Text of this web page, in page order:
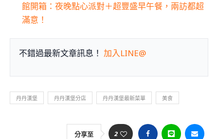
館開箱：夜晚點心派對＋超豐盛早午餐，兩訪都超
滿意！
不錯過最新文章訊息！ 加入LINE@
丹丹漢堡 丹丹漢堡分店 丹丹漢堡最新菜單 美食
分享至 2